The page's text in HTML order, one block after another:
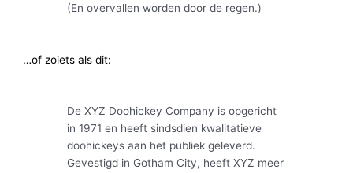
(En overvallen worden door de regen.)
…of zoiets als dit:
De XYZ Doohickey Company is opgericht
in 1971 en heeft sindsdien kwalitatieve
doohickeys aan het publiek geleverd.
Gevestigd in Gotham City, heeft XYZ meer